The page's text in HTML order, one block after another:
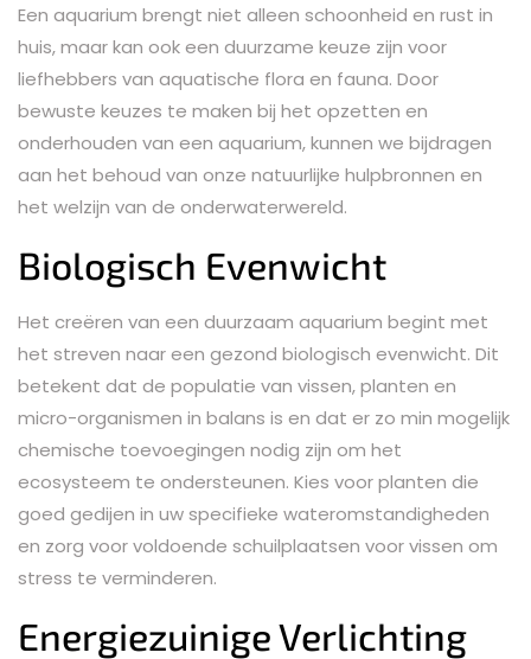
Een aquarium brengt niet alleen schoonheid en rust in
huis, maar kan ook een duurzame keuze zijn voor
liefhebbers van aquatische flora en fauna. Door
bewuste keuzes te maken bij het opzetten en
onderhouden van een aquarium, kunnen we bijdragen
aan het behoud van onze natuurlijke hulpbronnen en
het welzijn van de onderwaterwereld.
Biologisch Evenwicht
Het creëren van een duurzaam aquarium begint met
het streven naar een gezond biologisch evenwicht. Dit
betekent dat de populatie van vissen, planten en
micro-organismen in balans is en dat er zo min mogelijk
chemische toevoegingen nodig zijn om het
ecosysteem te ondersteunen. Kies voor planten die
goed gedijen in uw specifieke wateromstandigheden
en zorg voor voldoende schuilplaatsen voor vissen om
stress te verminderen.
Energiezuinige Verlichting